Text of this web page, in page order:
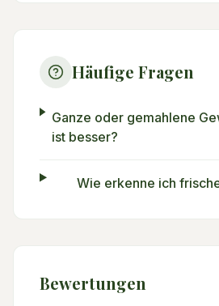
Häufige Fragen
Ganze oder gemahlene
ist besser?
Wie erkenne ich
Bewertungen